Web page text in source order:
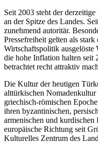
Seit 2003 steht der
an der Spitze des Landes.
zunehmend autoritär.
Pressefreiheit gelten als
Wirtschaftspolitik ausgelöste
die hohe Inflation halten seit
betrachtet recht attraktiv
Die Kultur der heutigen
alttürkischen
griechisch-römischen
ihren byzantinischen,
armenischen und
europäische Richtung seit
Kulturelles Zentrum des